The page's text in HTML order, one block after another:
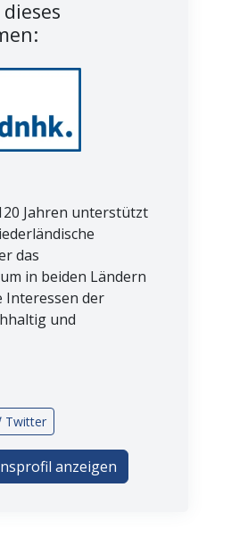
Jahren unterstützt
das
in beiden Ländern
Interessen der
und
Twitter
anzeigen